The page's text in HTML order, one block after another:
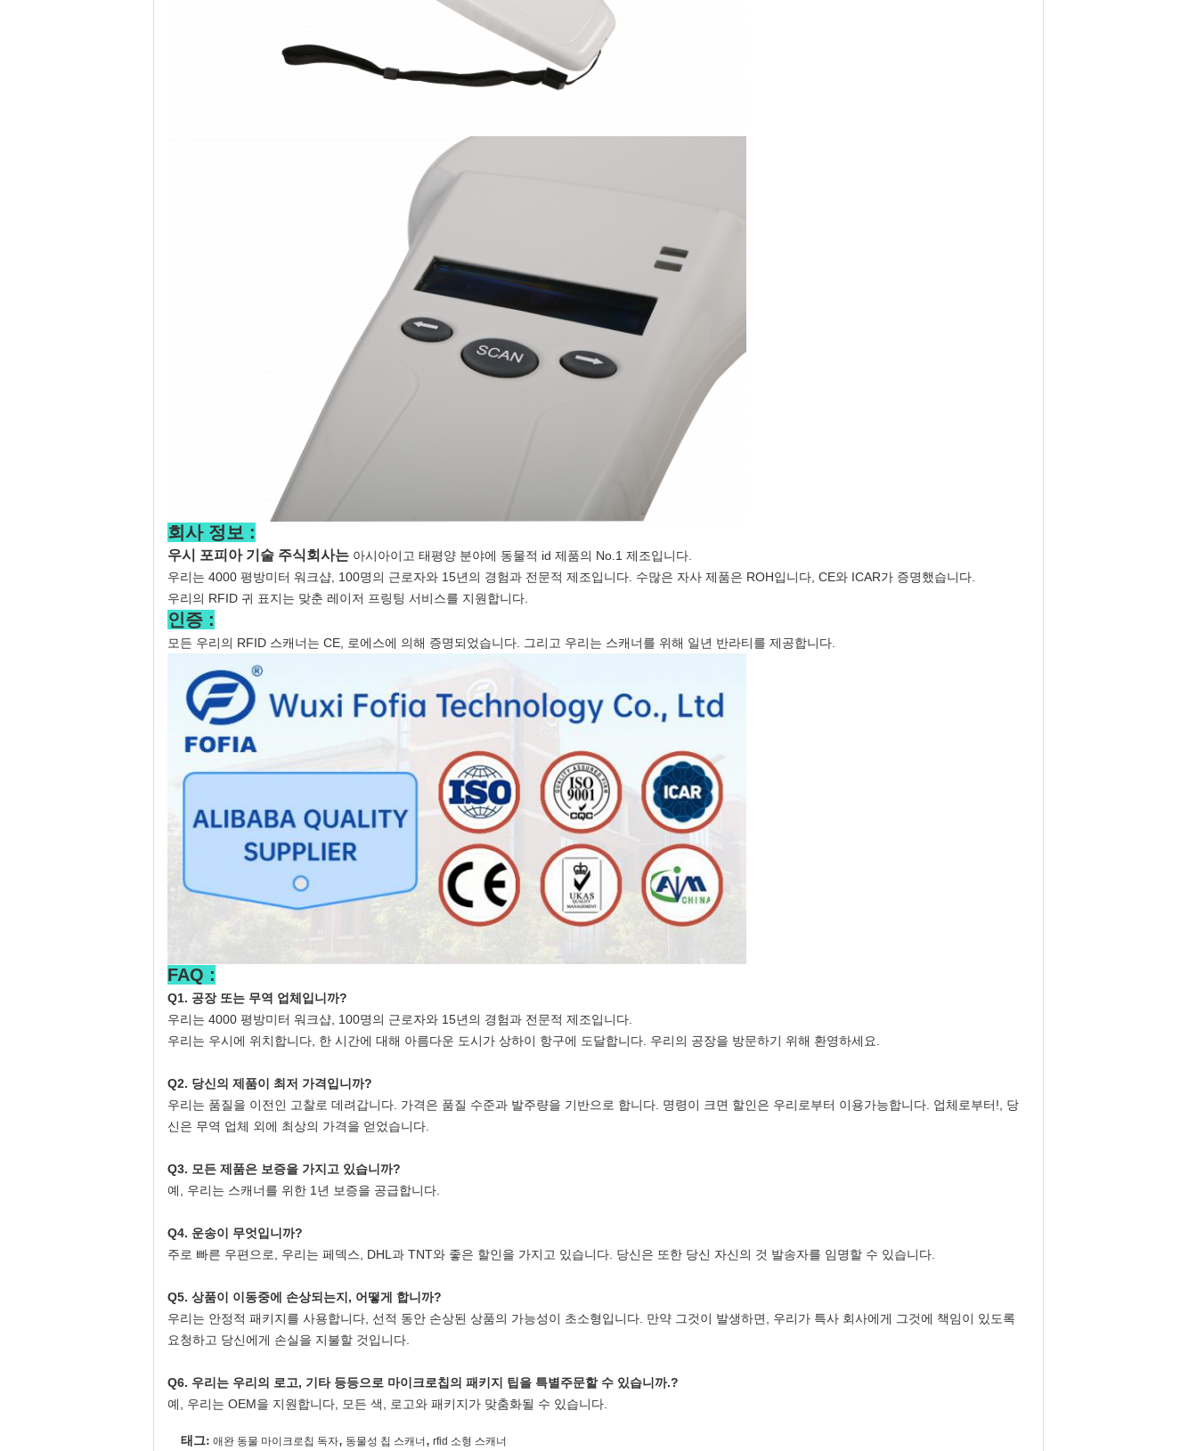
회사 정보 :
우시 포피아 기술 주식회사는 아시아이고 태평양 분야에 동물적 id 제품의 No.1 제조입니다.
우리는 4000 평방미터 워크샵, 100명의 근로자와 15년의 경험과 전문적 제조입니다. 수많은 자사 제품은 ROH입니다, CE와 ICAR가 증명했습니다.
우리의 RFID 귀 표지는 맞춘 레이저 프링팅 서비스를 지원합니다.
인증 :
모든 우리의 RFID 스캐너는 CE, 로에스에 의해 증명되었습니다. 그리고 우리는 스캐너를 위해 일년 반라티를 제공합니다.
FAQ :
Q1. 공장 또는 무역 업체입니까?
우리는 4000 평방미터 워크샵, 100명의 근로자와 15년의 경험과 전문적 제조입니다.
우리는 우시에 위치합니다, 한 시간에 대해 아름다운 도시가 상하이 항구에 도달합니다. 우리의 공장을 방문하기 위해 환영하세요.
Q2. 당신의 제품이 최저 가격입니까?
우리는 품질을 이전인 고찰로 데려갑니다. 가격은 품질 수준과 발주량을 기반으로 합니다. 명령이 크면 할인은 우리로부터 이용가능합니다. 업체로부터!, 당
신은 무역 업체 외에 최상의 가격을 얻었습니다.
Q3. 모든 제품은 보증을 가지고 있습니까?
예, 우리는 스캐너를 위한 1년 보증을 공급합니다.
Q4. 운송이 무엇입니까?
주로 빠른 우편으로, 우리는 페덱스, DHL과 TNT와 좋은 할인을 가지고 있습니다. 당신은 또한 당신 자신의 것 발송자를 임명할 수 있습니다.
Q5. 상품이 이동중에 손상되는지, 어떻게 합니까?
우리는 안정적 패키지를 사용합니다, 선적 동안 손상된 상품의 가능성이 초소형입니다. 만약 그것이 발생하면, 우리가 특사 회사에게 그것에 책임이 있도록
요청하고 당신에게 손실을 지불할 것입니다.
Q6. 우리는 우리의 로고, 기타 등등으로 마이크로칩의 패키지 팁을 특별주문할 수 있습니까.?
예, 우리는 OEM을 지원합니다, 모든 색, 로고와 패키지가 맞춤화될 수 있습니다.
태그: 애완 동물 마이크로칩 독자, 동물성 칩 스캐너, rfid 소형 스캐너